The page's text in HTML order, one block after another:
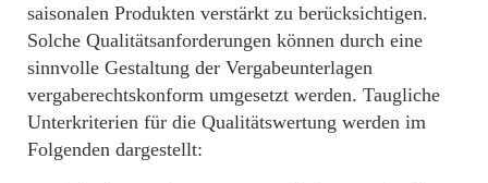
saisonalen Produkten verstärkt zu berücksichtigen.
Solche Qualitätsanforderungen können durch eine
sinnvolle Gestaltung der Vergabeunterlagen
vergaberechtskonform umgesetzt werden. Taugliche
Unterkriterien für die Qualitätswertung werden im
Folgenden dargestellt: